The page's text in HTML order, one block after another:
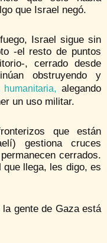
que Israel negó.
Israel sigue sin
-el resto de puntos
, cerrado desde
obstruyendo y
alegando
un uso militar.
que están
gestiona cruces
cerrados.
que llega, les digo, es
gente de Gaza está